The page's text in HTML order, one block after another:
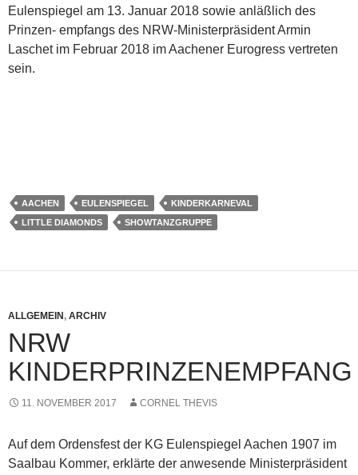
Eulenspiegel am 13. Januar 2018 sowie anläßlich des
Prinzen- empfangs des NRW-Ministerpräsident Armin
Laschet im Februar 2018 im Aachener Eurogress vertreten
sein.
AACHEN EULENSPIEGEL
KINDERKARNEVAL
LITTLE DIAMONDS
SHOWTANZGRUPPE
ALLGEMEIN , ARCHIV
NRW
KINDERPRINZENEMPFANG
11. NOVEMBER 2017 CORNEL THEVIS
Auf dem Ordensfest der KG Eulenspiegel Aachen 1907 im
Saalbau Kommer, erklärte der anwesende Ministerpräsident